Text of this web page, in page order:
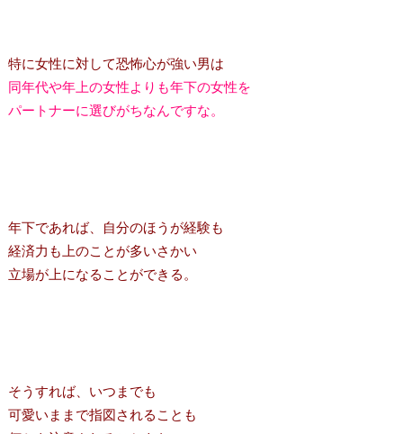
特に女性に対して恐怖心が強い男は
同年代や年上の女性よりも年下の女性を
パートナーに選びがちなんですな。
年下であれば、自分のほうが経験も
経済力も上のことが多いさかい
立場が上になることができる。
そうすれば、いつまでも
可愛いままで指図されることも